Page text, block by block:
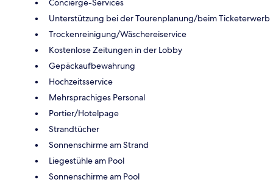
Concierge-Services
Unterstützung bei der Tourenplanung/beim Ticketerwerb
Trockenreinigung/Wäschereiservice
Kostenlose Zeitungen in der Lobby
Gepäckaufbewahrung
Hochzeitsservice
Mehrsprachiges Personal
Portier/Hotelpage
Strandtücher
Sonnenschirme am Strand
Liegestühle am Pool
Sonnenschirme am Pool